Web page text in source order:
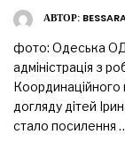
АВТОР:
фото: Одеська
адміністрація з
Координаційного
догляду дітей
стало посилення